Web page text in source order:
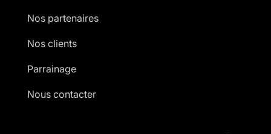
Nos partenaires
Nos clients
Parrainage
Nous contacter